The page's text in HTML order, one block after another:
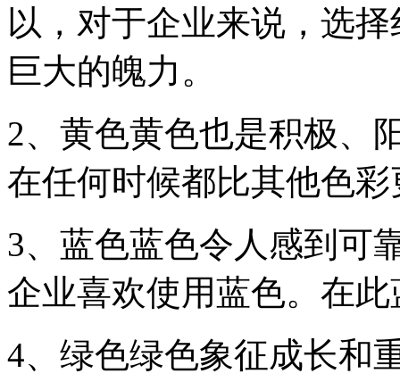
以，对于企业来说，选
巨大的魄力。
2、黄色黄色也是积极、
在任何时候都比其他色
3、蓝色蓝色令人感到可
企业喜欢使用蓝色。在
4、绿色绿色象征成长和